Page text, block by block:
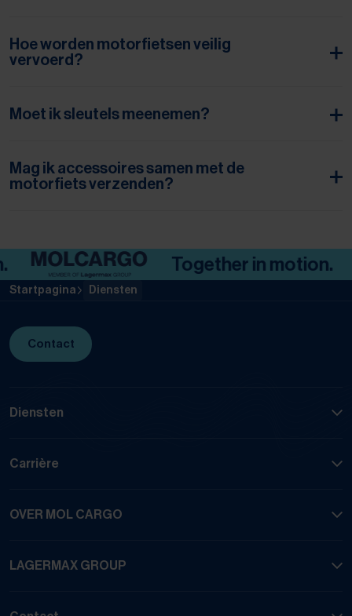
Hoe worden motorfietsen veilig
vervoerd?
Moet ik sleutels meenemen?
Mag ik accessoires samen met de
motorfiets verzenden?
Together in motion.
Startpagina Diensten
Contact
Diensten
Carrière
OVER MOL CARGO
LAGERMAX GROUP